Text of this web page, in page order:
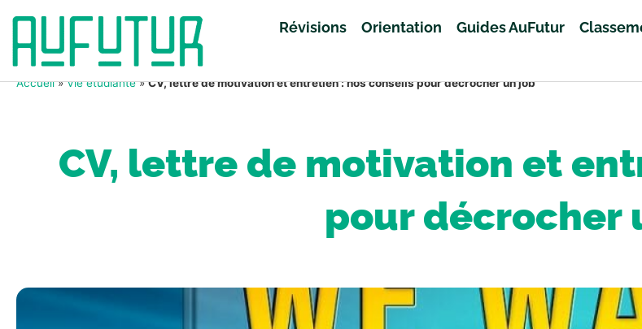
Révisions Orientation Guides AuFutur
Accueil»Vie étudiante»CV, lettre de motivation et entretien : nos conseils pour décrocher un job
CV, lettre de motivation et
pour décrocher